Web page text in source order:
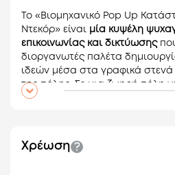
Το «Βιομηχανικό Pop Up
Ντεκόρ» είναι μία κυψέλη
επικοινωνίας και δικτύωσης
διοργανωτές παλέτα
ιδεών μέσα στα γραφικά στενά
της πόλης. Σε μια ζωηρή πόλη
διασκέδασης έχετε τη
παράλληλα μια φρέσκια
καλεσμένους σας.
Χρέωση